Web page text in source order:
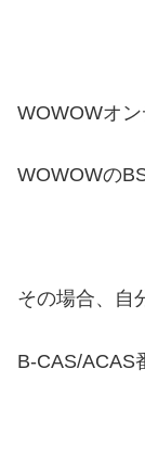
WOWOWオン
WOWOWの
その場合、自
B-CAS/ACAS